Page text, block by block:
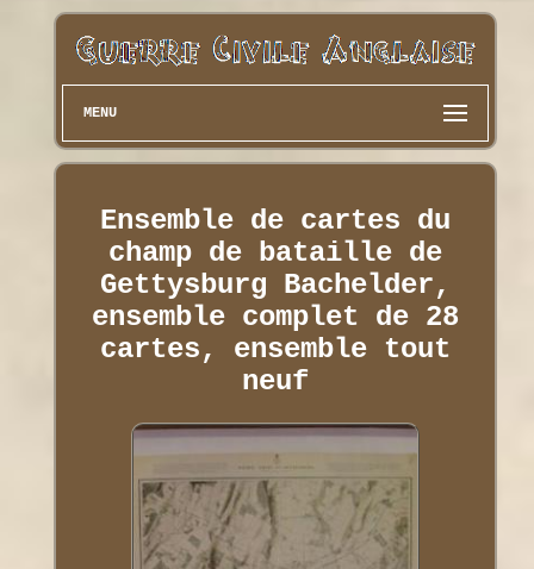
MENU
Ensemble de cartes du
champ de bataille de
Gettysburg Bachelder,
ensemble complet de 28
cartes, ensemble tout
neuf